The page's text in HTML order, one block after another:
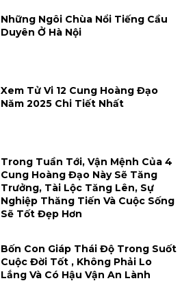
Những Ngôi Chùa Nổi Tiếng Cầu
Duyên Ở Hà Nội
Xem Tử Vi 12 Cung Hoàng Đạo
Năm 2025 Chi Tiết Nhất
Trong Tuần Tới, Vận Mệnh Của 4
Cung Hoàng Đạo Này Sẽ Tăng
Trưởng, Tài Lộc Tăng Lên, Sự
Nghiệp Thăng Tiến Và Cuộc Sống
Sẽ Tốt Đẹp Hơn
Bốn Con Giáp Thái Độ Trong Suốt
Cuộc Đời Tốt , Không Phải Lo
Lắng Và Có Hậu Vận An Lành